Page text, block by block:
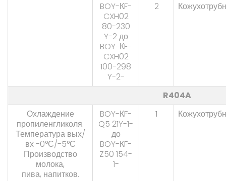
BOY-КF-
CXH02
80-230
Y-2 до
BOY-КF-
CXH02
100-298
Y-2-
2
R404A
Охлаждение
пропиленгликоля.
Температура вых/
вх -0°С/-5°С
Производство
молока,
пива, напитков.
BOY-КF-
Q5 21Y-1-
до
BOY-КF-
Z50 154-
1-
1